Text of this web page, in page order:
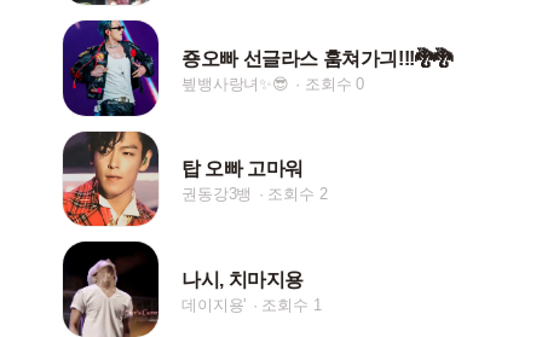
죵오빠 선글라스 훔쳐가긔!!!🐉🐉
빂뱅사랑녀✨😎 조회수 0
탑 오빠 고마워
권동강3뱅 조회수 2
나시, 치마지용
데이지용' 조회수 1